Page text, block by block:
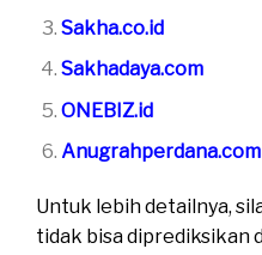
Sakha.co.id
Sakhadaya.com
ONEBIZ.id
Anugrahperdana.com
Untuk lebih detailnya,
tidak bisa diprediksikan